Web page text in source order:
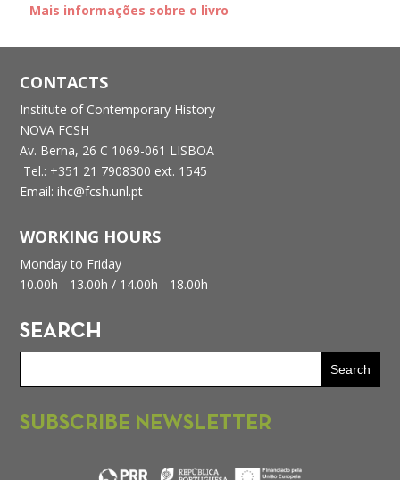
Mais informações sobre o livro
CONTACTS
Institute of Contemporary History
NOVA FCSH
Av. Berna, 26 C 1069-061 LISBOA
Tel.: +351 21 7908300 ext. 1545
Email: ihc@fcsh.unl.pt
WORKING HOURS
Monday to Friday
10.00h - 13.00h / 14.00h - 18.00h
SEARCH
SUBSCRIBE NEWSLETTER